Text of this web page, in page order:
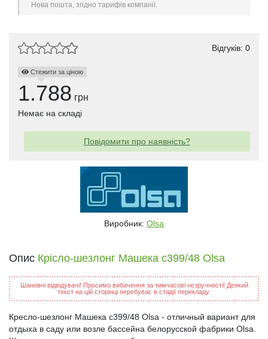
Нова пошта, згідно тарифів компанії.
Відгуків: 0
Стежити за ціною
1.788 грн
Немає на складі
Повідомити про наявність?
Виробник: Olsa
Опис Крісло-шезлонг Машека с399/48 Olsa
Шановні відвідувачі! Просимо вибачення за тимчасові незручності! Деякий
текст на цій сторінці перебуває в стадії перекладу.
Кресло-шезлонг Машека с399/48 Olsa - отличный вариант для
отдыха в саду или возле бассейна белорусской фабрики Olsa.